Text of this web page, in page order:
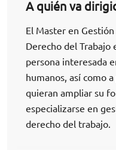
A quién va
El Master en
Derecho del Trabajo
persona interesada
humanos, así como
quieran ampliar su
especializarse en
derecho del trabajo.